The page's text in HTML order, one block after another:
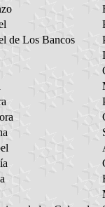
de Los Bancos